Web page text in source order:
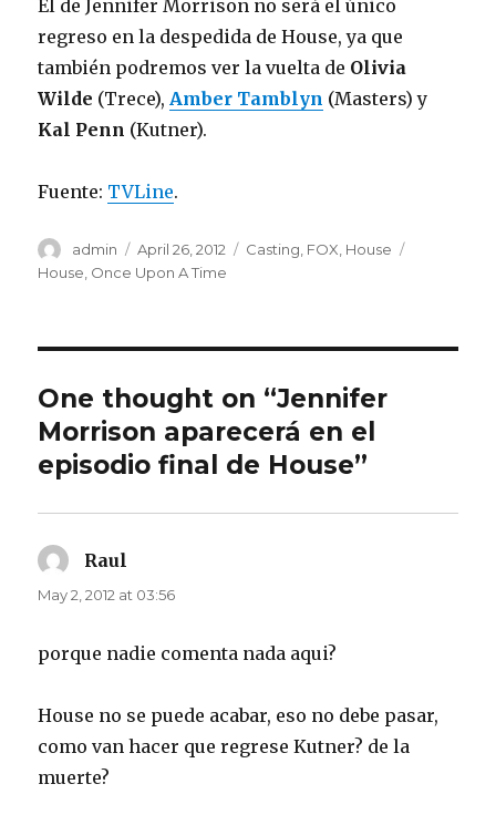
El de Jennifer Morrison no será el único
regreso en la despedida de House, ya que
también podremos ver la vuelta de Olivia
Wilde (Trece), Amber Tamblyn (Masters) y
Kal Penn (Kutner).
Fuente: TVLine.
Author
admin
Posted
on
April 26, 2012 Categories
Casting FOX House
House Once Upon A Time
One thought on “Jennifer
Morrison aparecerá en el
episodio final de House”
Raul
May 2, 2012 at 03:56
porque nadie comenta nada aqui?
House no se puede acabar, eso no debe pasar,
como van hacer que regrese Kutner? de la
muerte?